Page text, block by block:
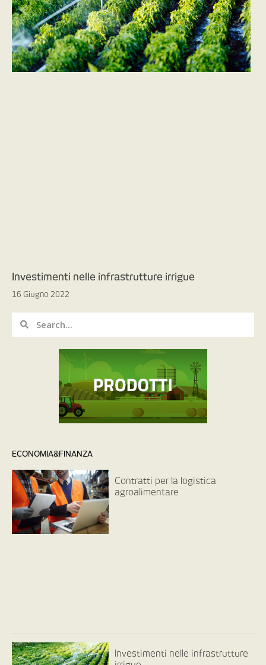
Investimenti nelle infrastrutture irrigue
16 Giugno 2022
ECONOMIA&FINANZA
Contratti per la logistica
agroalimentare
Investimenti nelle infrastrutture